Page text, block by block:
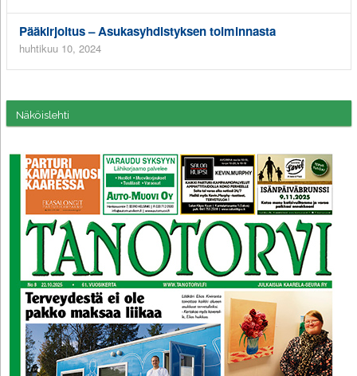
Pääkirjoitus – Asukasyhdistyksen toiminnasta
huhtikuu 10, 2024
Näköislehti